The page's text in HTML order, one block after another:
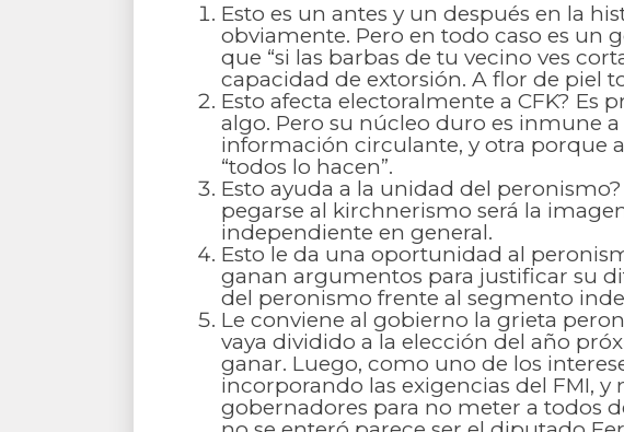
Esto es un antes y un después en la
obviamente. Pero en todo caso es un
que “si las barbas de tu vecino ves
capacidad de extorsión. A flor de piel
Esto afecta electoralmente a CFK? Es
algo. Pero su núcleo duro es inmune
información circulante, y otra porque
“todos lo hacen”.
Esto ayuda a la unidad del
pegarse al kirchnerismo será la
independiente en general.
Esto le da una oportunidad al
ganan argumentos para justificar su
del peronismo frente al segmento
Le conviene al gobierno la grieta
vaya dividido a la elección del año
ganar. Luego, como uno de los
incorporando las exigencias del FMI,
gobernadores para no meter a todos